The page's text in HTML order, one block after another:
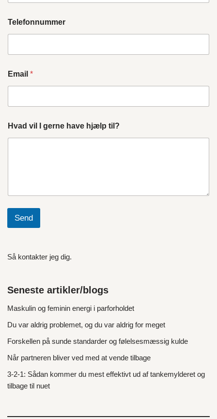
Telefonnummer
Email *
Hvad vil I gerne have hjælp til?
Send
Så kontakter jeg dig.
Seneste artikler/blogs
Maskulin og feminin energi i parforholdet
Du var aldrig problemet, og du var aldrig for meget
Forskellen på sunde standarder og følelsesmæssig kulde
Når partneren bliver ved med at vende tilbage
3‑2‑1: Sådan kommer du mest effektivt ud af tankemylderet og
tilbage til nuet